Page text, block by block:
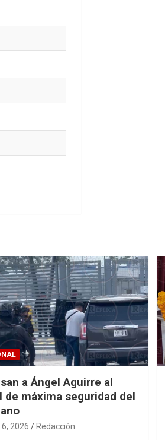
a Ángel Aguirre al
de máxima seguridad del
2026 Redacción